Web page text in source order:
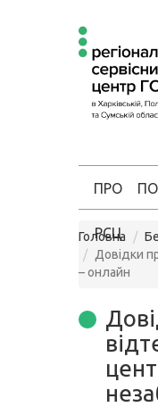
ПРО
РСЦ
Головна
Довідки
– онлайн